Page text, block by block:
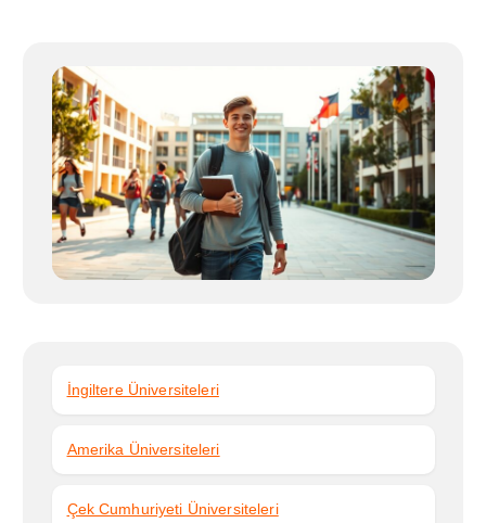
İngiltere Üniversiteleri
Amerika Üniversiteleri
Çek Cumhuriyeti Üniversiteleri